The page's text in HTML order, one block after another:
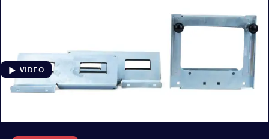
VIDEO